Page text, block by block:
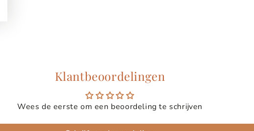
Klantbeoordelingen
Wees de eerste om een beoordeling te schrijven